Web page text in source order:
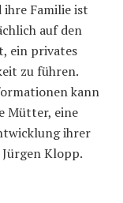
ihre Familie ist
auf den
ein privates
zu führen.
kann
Mütter, eine
ihrer
Klopp.